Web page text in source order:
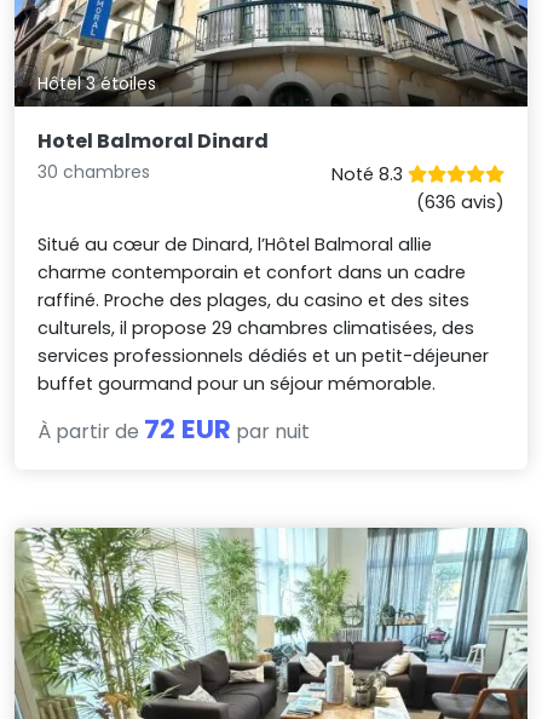
Hôtel 3 étoiles
Hotel Balmoral Dinard
30 chambres
Noté 8.3
(636 avis)
Situé au cœur de Dinard, l’Hôtel Balmoral allie
charme contemporain et confort dans un cadre
raffiné. Proche des plages, du casino et des sites
culturels, il propose 29 chambres climatisées, des
services professionnels dédiés et un petit-déjeuner
buffet gourmand pour un séjour mémorable.
À partir de 72 EUR par nuit